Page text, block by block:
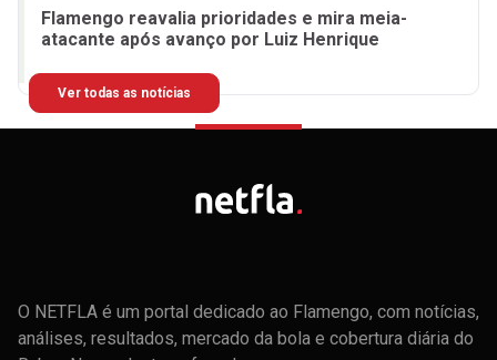
Flamengo reavalia prioridades e mira meia-
atacante após avanço por Luiz Henrique
Ver todas as notícias
O NETFLA é um portal dedicado ao Flamengo, com notícias,
análises, resultados, mercado da bola e cobertura diária do